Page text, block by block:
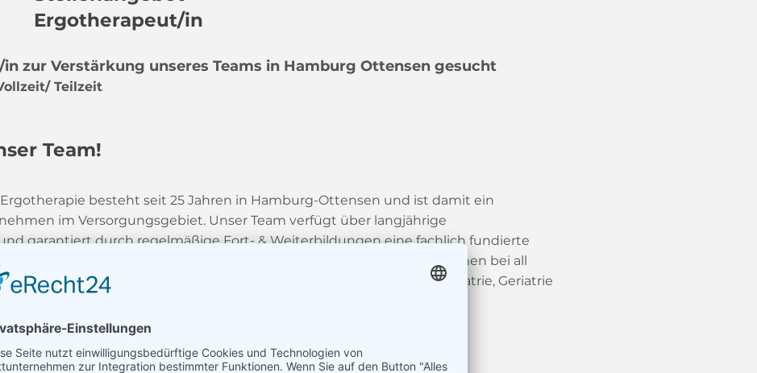
Ergotherapeut/in
zur Verstärkung unseres Teams in Hamburg Ottensen gesucht
Teilzeit
Team!
besteht seit 25 Jahren in Hamburg-Ottensen und ist damit ein
im Versorgungsgebiet. Unser Team verfügt über langjährige
garantiert durch regelmäßige Fort- & Weiterbildungen eine fachlich fundierte
& ressourcenorientierte Prozesse mit einer systemischen Haltung ste
hen bei all
im Vordergrund. Da wir die Fachbereiche Pädiatrie, Neurologie, Psychiatrie, Geriatrie
unserer Praxis abdecken, bieten wir fachlich und inhaltlich vielseitige
sowie einen abwechslungsreichen Arbeitsalltag.
herzliches, kompetentes Team mit viel Berufserfahrung und